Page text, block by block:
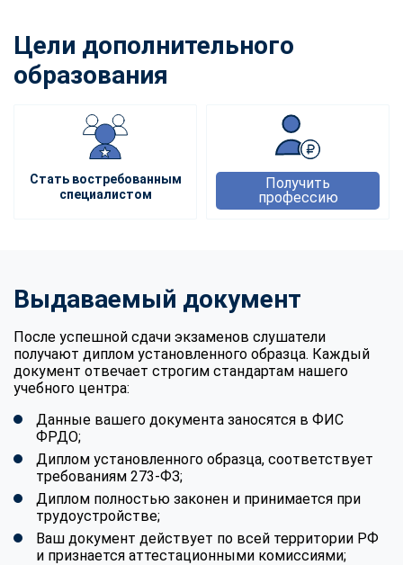
Цели дополнительного
образования
Стать востребованным
специалистом
Получить
профессию
Выдаваемый документ
После успешной сдачи экзаменов слушатели
получают диплом установленного образца. Каждый
документ отвечает строгим стандартам нашего
учебного центра:
Данные вашего документа заносятся в ФИС
ФРДО;
Диплом установленного образца, соответствует
требованиям 273-ФЗ;
Диплом полностью законен и принимается при
трудоустройстве;
Ваш документ действует по всей территории РФ
и признается аттестационными комиссиями;